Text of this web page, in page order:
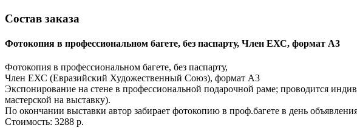
Состав заказа
Фотокопия в профессиональном багете, без паспарту, Член ЕХС, формат А3
Фотокопия в профессиональном багете, без паспарту,
Член ЕХС (Евразийский Художественный Союз), формат А3
Экспонирование на стене в профессиональной подарочной раме; проводится
мастерской на выставку).
По окончании выставки автор забирает фотокопию в проф.багете в день
Стоимость: 3288 р.